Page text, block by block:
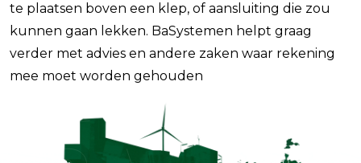
te plaatsen boven een klep, of aansluiting die zou
kunnen gaan lekken. BaSystemen helpt graag
verder met advies en andere zaken waar rekening
mee moet worden gehouden